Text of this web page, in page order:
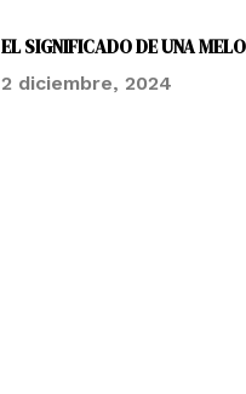
EL SIGNIFICADO DE UNA
2 diciembre, 2024